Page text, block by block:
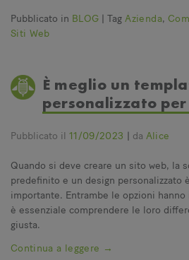
Pubblicato in BLOG |TagAzienda,
Siti Web
È meglio un
personalizzato
Pubblicato il 11/09/2023 da Alice
Quando si deve creare un sito web, la
predefinito e un design personalizzato
importante. Entrambe le opzioni
è essenziale comprendere le loro
giusta.
Continua a leggere →